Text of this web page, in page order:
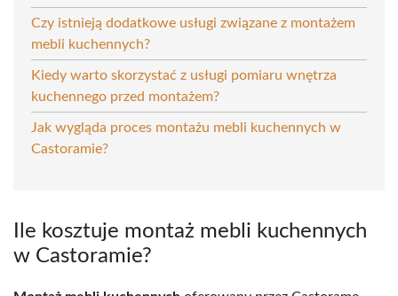
Czy istnieją dodatkowe usługi związane z montażem
mebli kuchennych?
Kiedy warto skorzystać z usługi pomiaru wnętrza
kuchennego przed montażem?
Jak wygląda proces montażu mebli kuchennych w
Castoramie?
Ile kosztuje montaż mebli kuchennych
w Castoramie?